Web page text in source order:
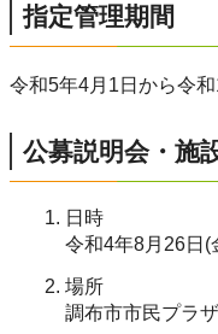
指定管理期間
令和5年4月1日から令
公募説明会・施
日時
令和4年8月26日(
場所
調布市市民プラ